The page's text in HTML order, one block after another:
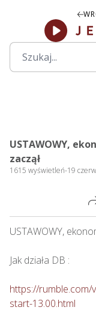
USTAWOWY,
zaczął
1615 wyświetleń-19
USTAWOWY,
Jak działa DB :
https://
start-13.00.html